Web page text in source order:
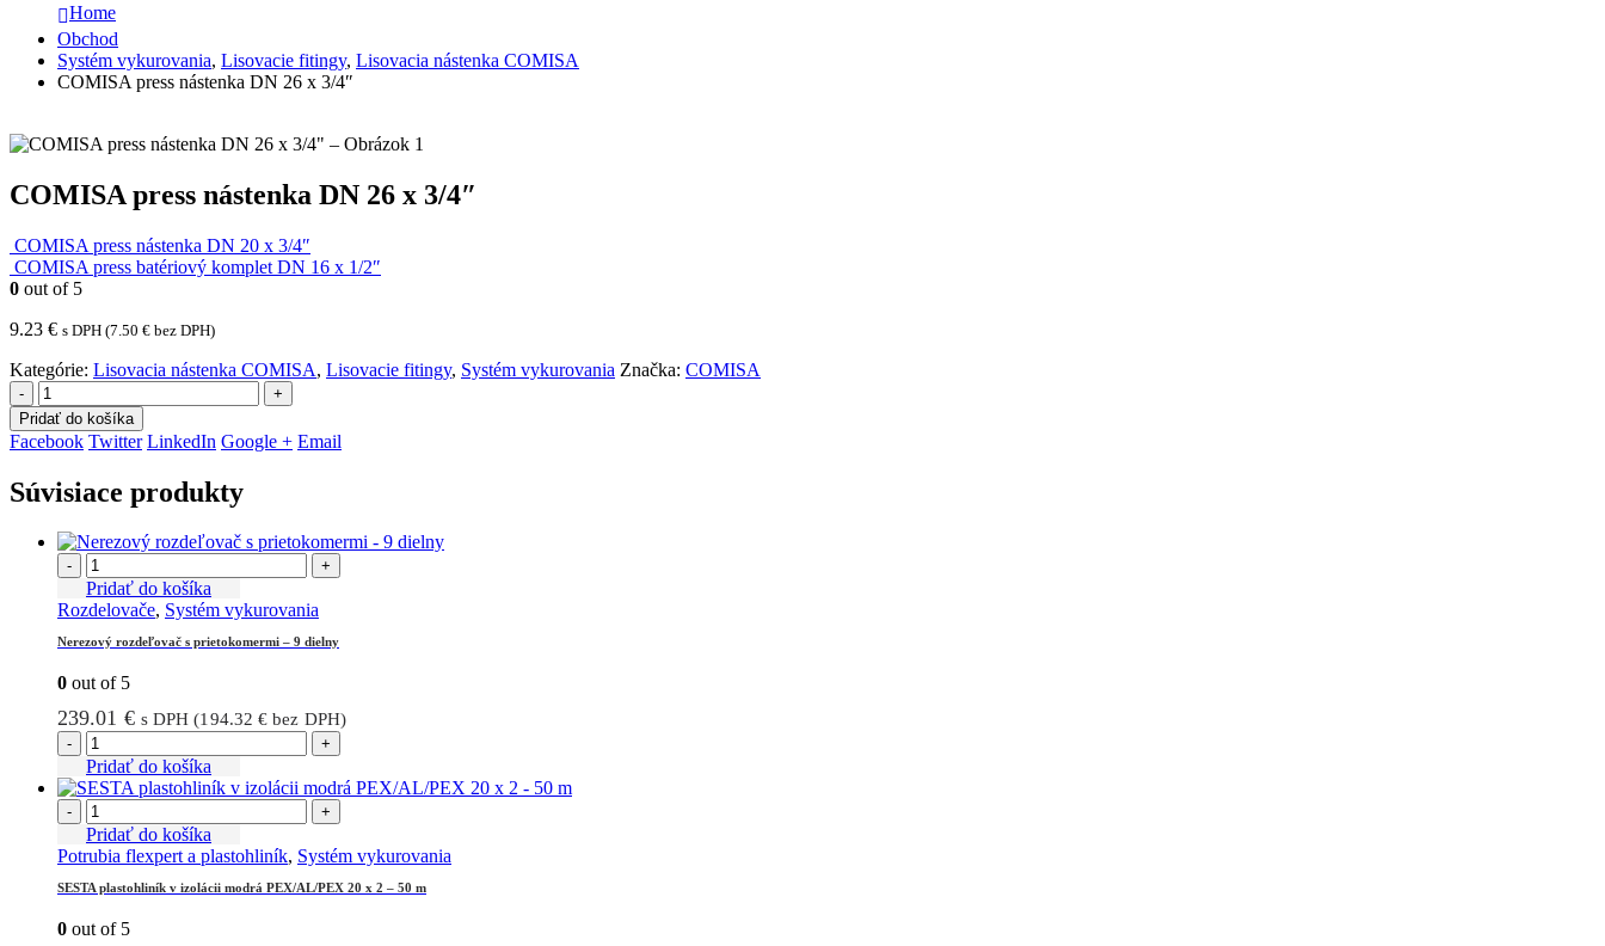
Home
Obchod
Systém vykurovania, Lisovacie fitingy, Lisovacia nástenka COMISA
COMISA press nástenka DN 26 x 3/4″
COMISA press nástenka DN 26 x 3/4″
COMISA press nástenka DN 20 x 3/4″
COMISA press batériový komplet DN 16 x 1/2″
0 out of 5
9.23 € s DPH (7.50 € bez DPH)
Kategórie: Lisovacia nástenka COMISA, Lisovacie fitingy, Systém vykurovania Značka: COMISA
-
+
Pridať do košíka
Facebook Twitter LinkedIn Google + Email
Súvisiace produkty
- +
Pridať do košíka
Rozdelovače, Systém vykurovania
Nerezový rozdeľovač s prietokomermi – 9 dielny
0 out of 5
239.01 € s DPH (194.32€ bez DPH)
- +
Pridať do košíka
- +
Pridať do košíka
Potrubia flexpert a plastohliník, Systém vykurovania
SESTA plastohliník v izolácii modrá PEX/AL/PEX 20 x 2 – 50 m
0 out of 5